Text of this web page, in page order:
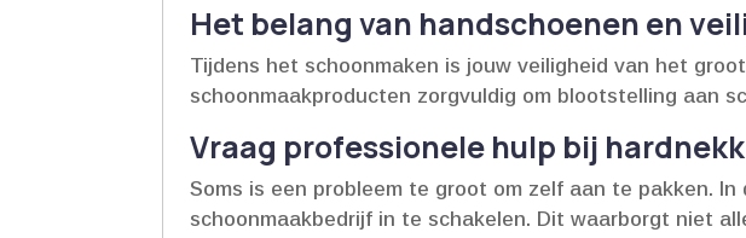
Het belang van handschoenen en
Tijdens het schoonmaken is jouw veiligheid van het
schoonmaakproducten zorgvuldig om blootstelling aan
Vraag professionele hulp bij
Soms is een probleem te groot om zelf aan te pakken.​
schoonmaakbedrijf in te schakelen.​ Dit waarborgt niet